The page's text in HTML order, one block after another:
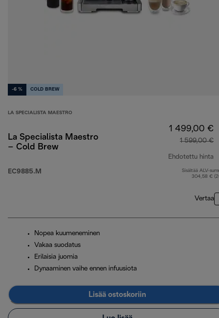
-6 % COLD BREW
LA SPECIALISTA MAESTRO
La Specialista Maestro
– Cold Brew
EC9885.M
1 499,00 €
1 599,00 €
Ehdotettu hinta
Sisältää ALV-
304,58 €
Vertaa
Nopea kuumeneminen
Vakaa suodatus
Erilaisia juomia
Dynaaminen vaihe ennen infuusiota
Lisää ostoskoriin